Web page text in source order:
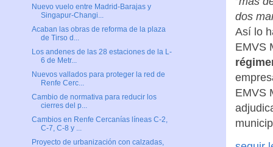
dos
Así lo
EMVS
EMVS
Nuevo vuelo entre Madrid-Barajas y
Singapur-Changi...
Acaban las obras de reforma de la plaza
de Tirso d...
Los andenes de las 28 estaciones de la L-
6 de Metr...
Nuevos vallados para proteger la red de
Renfe Cerc...
Cambio de normativa para reducir los
cierres del p...
Cambios en Renfe Cercanías líneas C-2,
C-7, C-8 y ...
Proyecto de urbanización con calzadas,